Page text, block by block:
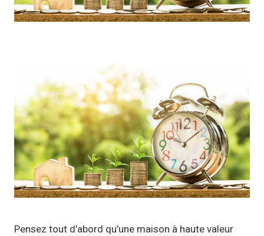
Pensez tout d’abord qu’une maison à haute valeur